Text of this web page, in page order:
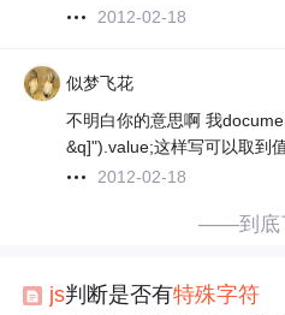
2012-02-18
似梦飞花
不明白你的意思啊 我
&q]").value;这样写可以取到
2012-02-18
——到
js判断是否有特殊字符